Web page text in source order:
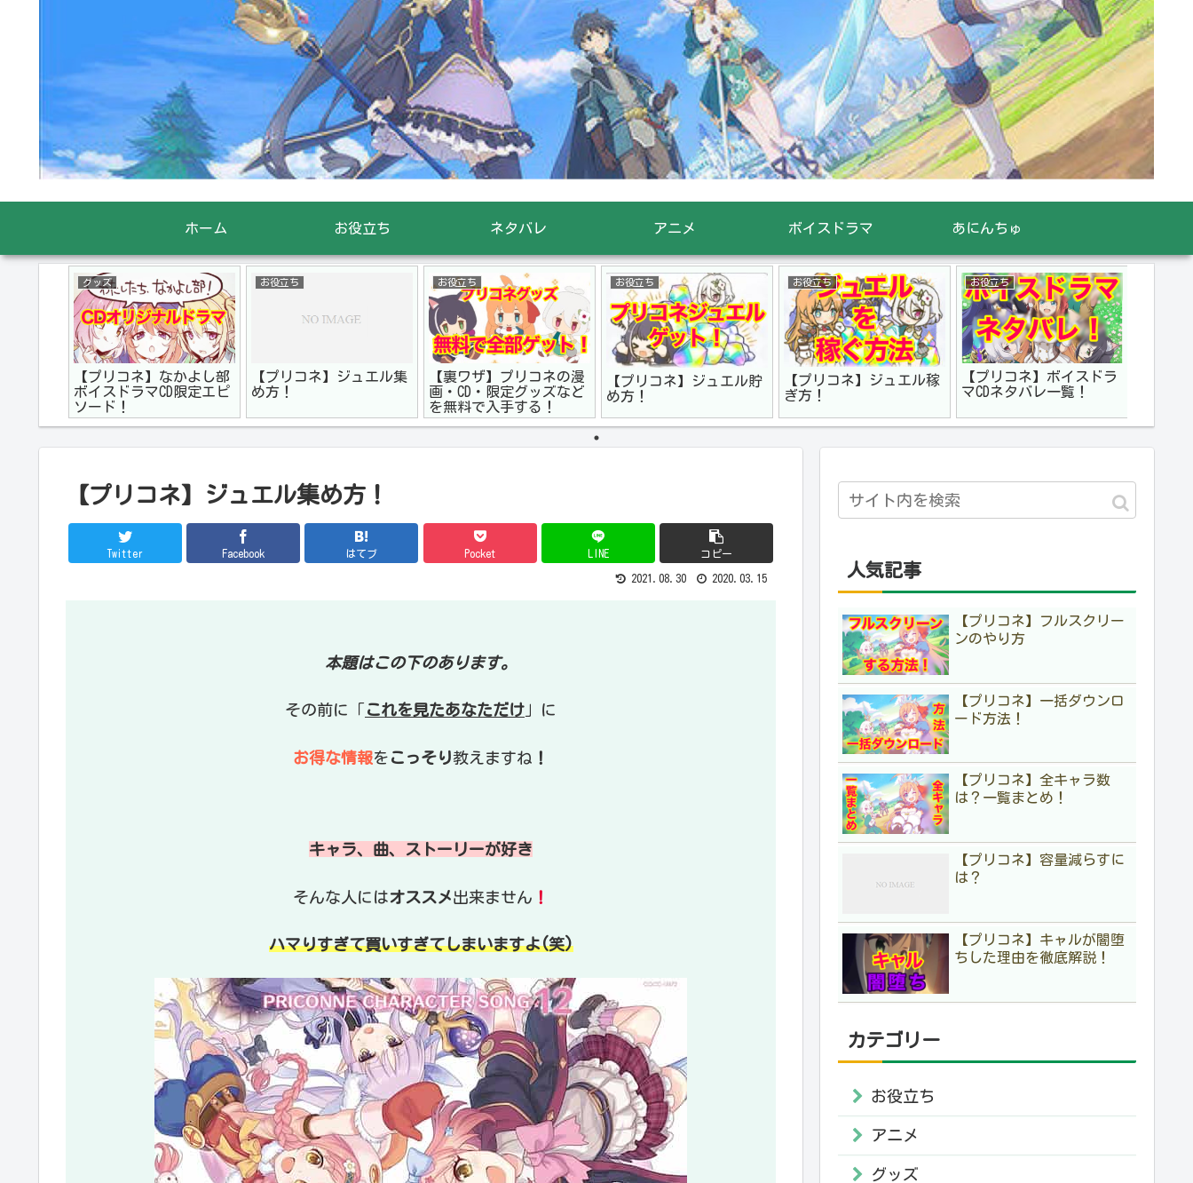
ホーム お役立ち ネタバレ アニメ ボイスドラマ あにんちゅ
グッズ
【プリコネ】なかよし部
ボイスドラマCD限定エピ
ソード！
お役立ち
【プリコネ】ジュエル集
め方！
お役立ち
【裏ワザ】プリコネの漫
画・CD・限定グッズなど
を無料で入手する！
お役立ち
【プリコネ】ジュエル貯
め方！
お役立ち
【プリコネ】ジュエル稼
ぎ方！
お役立ち
【プリコネ】ボイスドラ
マCDネタバレ一覧！
【プリコネ】ジュエル集め方！
Twitter Facebook はてブ Pocket LINE コピー
2021.08.30 2020.03.15
本題はこの下のあります。
その前に「 これを見たあなただけ 」に
お得な情報を こっそり教えますね ！
キャラ、曲、ストーリーが好き
そんな人にはオススメ出来ません ！
ハマりすぎて買いすぎてしまいますよ(笑)
人気記事
【プリコネ】フルスクリー
ンのやり方
【プリコネ】一括ダウンロ
ード方法！
【プリコネ】全キャラ数
は？一覧まとめ！
【プリコネ】容量減らすに
は？
【プリコネ】キャルが闇堕
ちした理由を徹底解説！
カテゴリー
お役立ち
アニメ
グッズ